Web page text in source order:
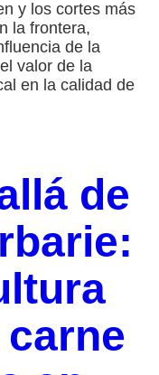
y los cortes más
la frontera,
de la
valor de la
en la calidad de
de